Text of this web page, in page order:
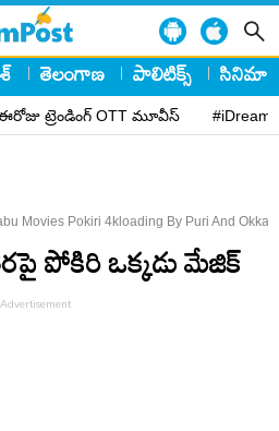
తెలంగాణ పాలిటిక్స్ సినిమా
ట్రెండింగ్ OTT మూవీస్
Movies Pokiri 4kloading By Puri And
పోకిరి ఒక్కడు మేజిక్